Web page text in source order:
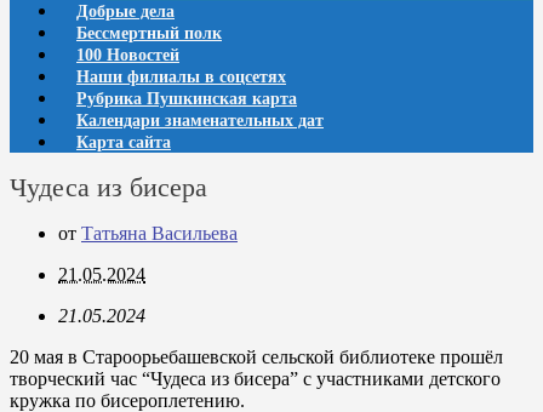
Добрые дела
Бессмертный полк
100 Новостей
Наши филиалы в соцсетях
Рубрика Пушкинская карта
Календари знаменательных дат
Карта сайта
Чудеса из бисера
от Татьяна Васильева
21.05.2024
21.05.2024
20 мая в Староорьебашевской сельской библиотеке прошёл
творческий час “Чудеса из бисера” с участниками детского
кружка по бисероплетению.